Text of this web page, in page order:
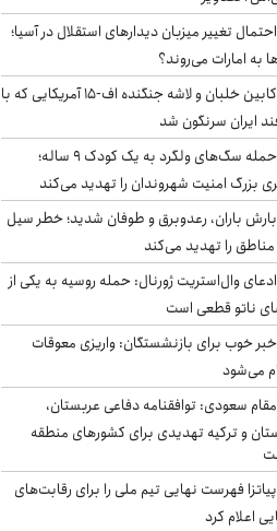
احتمال تغییر میزبان دیدارهای استقلال در آسیا؛
به امارات می‌روند؟
کابین خلبان و لاشه جنگنده اف-۱۵ آمریکایی که با
ایران سرنگون شد
حمله سگ‌های ولگرد به یک کودک ۹ ساله؛
بزرگ امنیت شهروندان را تهدید می‌کند
بارش باران، رعدوبرق و طوفان شدید؛ خطر سیل
را تهدید می‌کند
ادعای وال‌استریت ژورنال: حمله روسیه به یکی از
ناتو قطعی است
خبر خوب برای بازنشستگان: واریزی معوقات
می‌شود
مقام سعودی: توافقنامه دفاعی عربستان،
و ترکیه تهدیدی برای کشورهای منطقه
پیاتزا فهرست نهایی تیم ملی را برای رقابت‌های
اعلام کرد